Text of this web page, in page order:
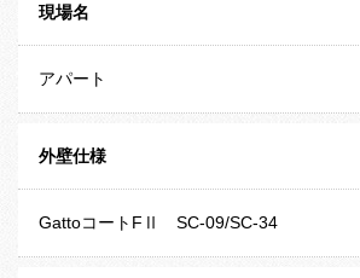
現場名
アパート
外壁仕様
GattoコートFⅡ SC-09/SC-34